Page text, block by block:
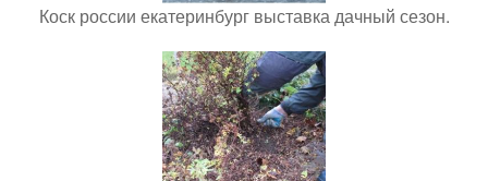
Коск россии екатеринбург выставка дачный сезон.